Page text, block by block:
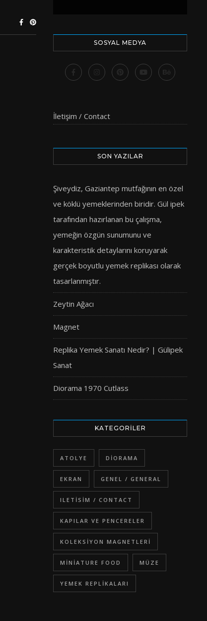
SOSYAL MEDYA
İletişim / Contact
SON YAZILAR
Şiveydiz, Gaziantep mutfağının en özel
ve köklü yemeklerinden biridir. Gül ipek
tarafından hazırlanan bu çalışma,
yemeğin özgün sunumunu ve
karakteristik detaylarını koruyarak
gerçek boyutlu yemek replikası olarak
tasarlanmıştır.
Zeytin Ağacı
Magnet
Replika Yemek Sanatı Nedir? | Gülipek
Sanat
Diorama 1970 Cutlass
KATEGORILER
ATOLYE DIORAMA
EKRAN GENEL / GENERAL
ILETISIM / CONTACT
KAPILAR VE PENCERELER
KOLEKSIYON MAGNETLERI
MINIATURE FOOD MÜZE
YEMEK REPLIKALARI